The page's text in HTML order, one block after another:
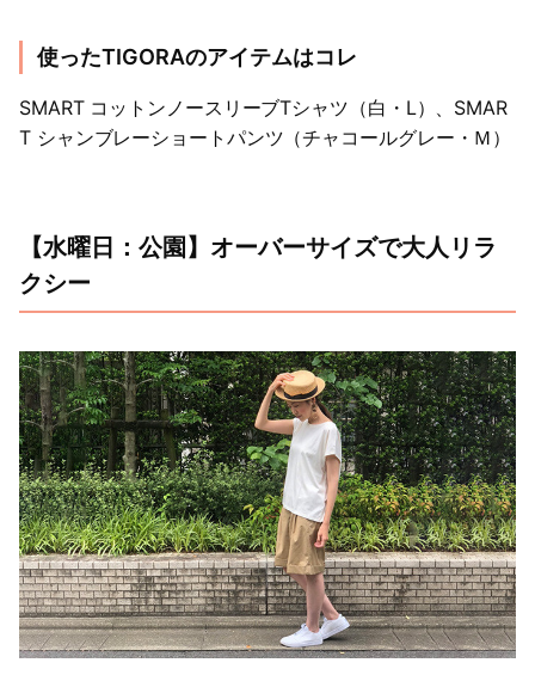
使ったTIGORAのアイテムはコレ
SMART コットンノースリーブTシャツ（白・L）、SMAR
T シャンブレーショートパンツ（チャコールグレー・Ｍ）
【水曜日：公園】オーバーサイズで大人リラ
クシー